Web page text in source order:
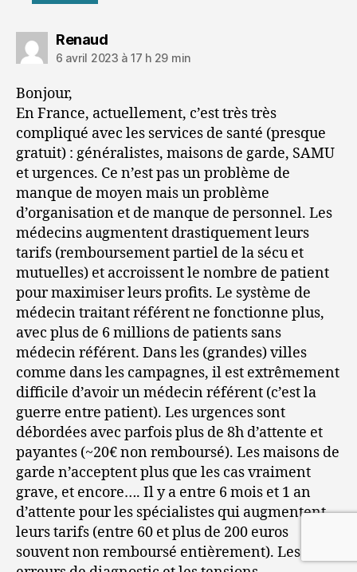
Renauddit :
6 avril 2023 à 17 h 29 min
Bonjour,
En France, actuellement, c’est très très
compliqué avec les services de santé (presque
gratuit) : généralistes, maisons de garde, SAMU
et urgences. Ce n’est pas un problème de
manque de moyen mais un problème
d’organisation et de manque de personnel. Les
médecins augmentent drastiquement leurs
tarifs (remboursement partiel de la sécu et
mutuelles) et accroissent le nombre de patient
pour maximiser leurs profits. Le système de
médecin traitant référent ne fonctionne plus,
avec plus de 6 millions de patients sans
médecin référent. Dans les (grandes) villes
comme dans les campagnes, il est extrêmement
difficile d’avoir un médecin référent (c’est la
guerre entre patient). Les urgences sont
débordées avec parfois plus de 8h d’attente et
payantes (~20€ non remboursé). Les maisons de
garde n’acceptent plus que les cas vraiment
grave, et encore…. Il y a entre 6 mois et 1 an
d’attente pour les spécialistes qui augmentent
leurs tarifs (entre 60 et plus de 200 euros
souvent non remboursé entièrement). Les